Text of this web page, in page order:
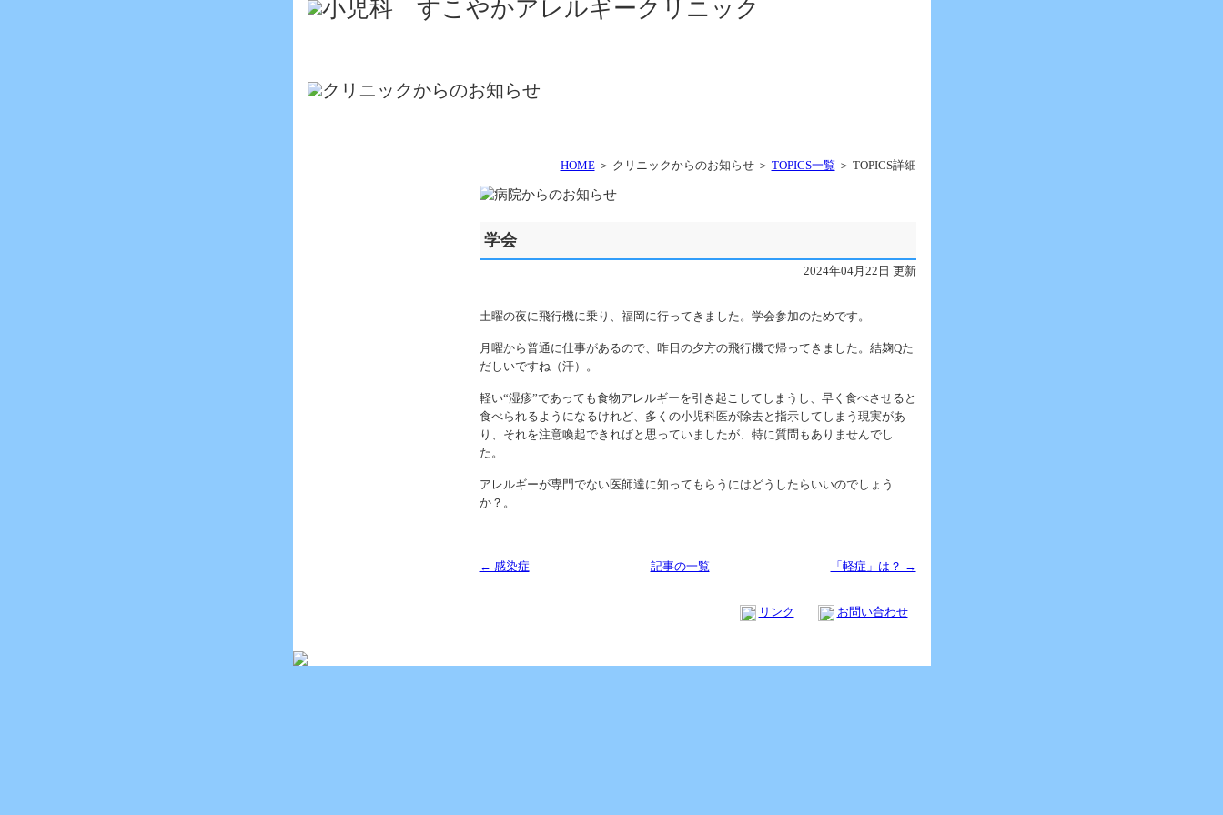
HOME＞ クリニックからのお知らせ ＞ TOPICS一覧 ＞ TOPICS詳細
学会
2024年04月22日 更新
土曜の夜に飛行機に乗り、福岡に行ってきました。学会参加のためです。
月曜から普通に仕事があるので、昨日の夕方の飛行機で帰ってきました。結麹Qた
だしいですね（汗）。
軽い“湿疹”であっても食物アレルギーを引き起こしてしまうし、早く食べさせると
食べられるようになるけれど、多くの小児科医が除去と指示してしまう現実があ
り、それを注意喚起できればと思っていましたが、特に質問もありませんでし
た。
アレルギーが専門でない医師達に知ってもらうにはどうしたらいいのでしょう
か？。
← 感染症 記事の一覧 「軽症」は？ →
リンク
お問い合わせ